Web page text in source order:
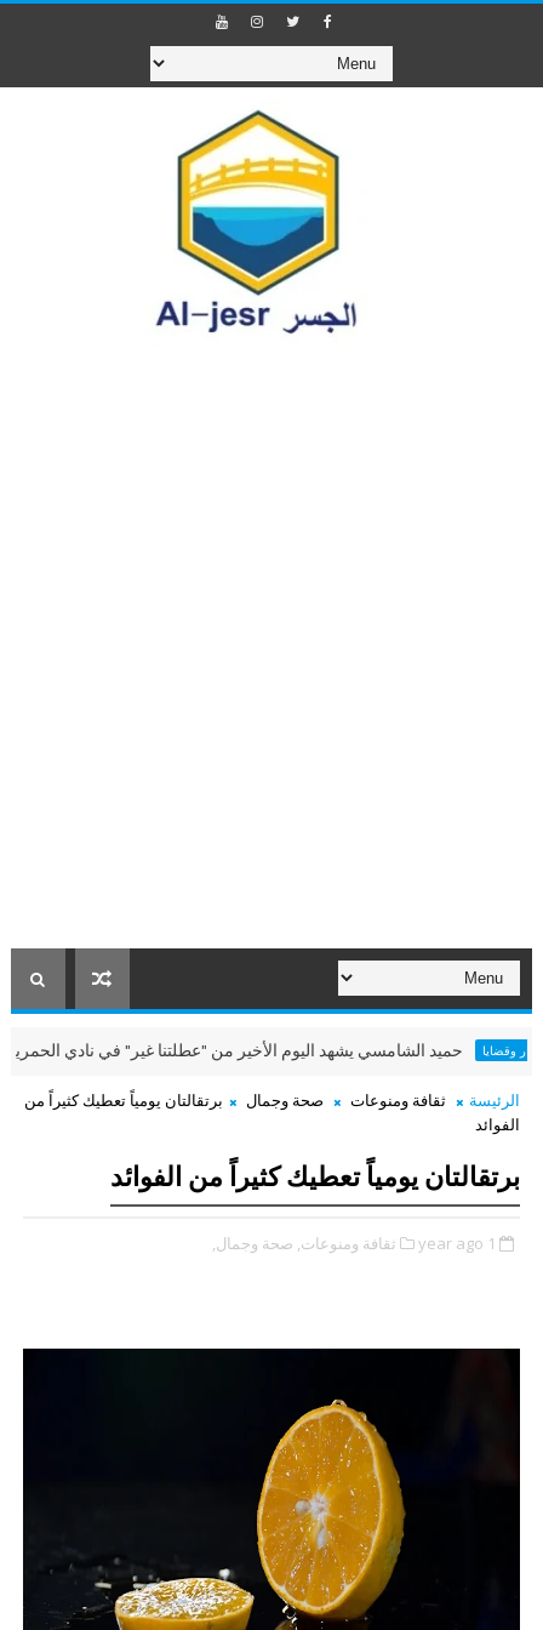
حميد الشامسي يشهد اليوم الأخير من "عطلتنا غير" في نادي الحمرية
الرئيسة ثقافة ومنوعات صحة وجمال
برتقالتان يومياً تعطيك كثيراً من
الفوائد
برتقالتان يومياً تعطيك كثيراً من الفوائد
1 year ago ثقافة ومنوعات, صحة وجمال,